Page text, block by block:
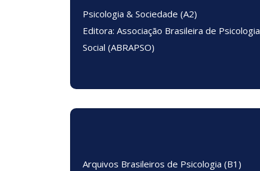
Psicologia & Sociedade (A2)
Editora: Associação Brasileira de Psicologia
Social (ABRAPSO)
Arquivos Brasileiros de Psicologia (B1)